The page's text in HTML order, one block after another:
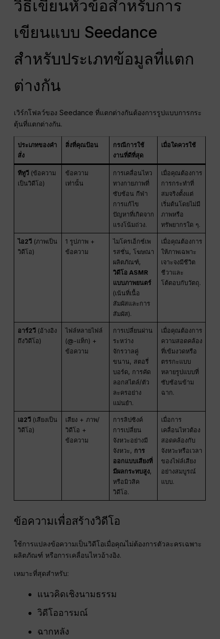
วิธีเขียนหัวข้อสำหรับการ
เขียนแบบ Seedance
สำหรับประเภทข้อมูลที่แตก
ต่างกัน
เวิร์กโฟลว์ของ Seedance ที่แตกต่างกันต้องการรูปแบบการกระ
ตุ้นที่แตกต่างกัน.
ประเภทของคำ
สั่ง
สิ่งที่คุณป้อน
กรณีการใช้
งานที่ดีที่สุด
เมื่อใดควรใช้
ทีทูวี(ข้อความ
เป็นวิดีโอ)
ข้อความ
เท่านั้น
การเคลื่อนไหว
ทางกายภาพที่
ซับซ้อน กีฬา
การแก้ไข
ปัญหาที่เกิดจาก
แรงโน้มถ่วง.
เมื่อคุณต้องการ
การกระทำที่
สมจริงตั้งแต่
เริ่มต้นโดยไม่มี
ภาพหรือ
ทรัพยากรใด ๆ.
ไอ2วี(ภาพเป็น
วิดีโอ)
1 รูปภาพ +
ข้อความ
ไมโครเอ็กซ์เพ
รสชั่น, โฆษณา
ผลิตภัณฑ์,
วิดีโอ ASMR
แบบภาพยนตร์
(เน้นที่เนื้อ
สัมผัสและการ
สัมผัส).
เมื่อคุณต้องการ
ให้ภาพเฉพาะ
เจาะจงมีชีวิต
ชีวาและ
โต้ตอบกับวัตถุ.
อาร์2วี(อ้างอิง
ถึงวิดีโอ)
ไฟล์หลายไฟล์
(@-แท็ก) +
ข้อความ
การเปลี่ยนผ่าน
ระหว่าง
จักรวาลคู่
ขนาน, สตอรี่
บอร์ด, การคัด
ลอกสไตล์/ตัว
ละครอย่าง
แม่นยำ.
เมื่อคุณต้องการ
ความสอดคล้อง
ที่เข้มงวดหรือ
ตรรกะแบบ
หลายรูปแบบที่
ซับซ้อนข้าม
ฉาก.
เอ2วี(เสียงเป็น
วิดีโอ)
เสียง + ภาพ/
วิดีโอ +
ข้อความ
การลิปซิงค์
การเปลี่ยน
จังหวะอย่างมี
จังหวะ, การ
ออกแบบเสียงที่
มีผลกระทบสูง,
หรือมิวสิค
วิดีโอ.
เมื่อการ
เคลื่อนไหวต้อง
สอดคล้องกับ
จังหวะหรือเวลา
ของไฟล์เสียง
อย่างสมบูรณ์
แบบ.
ข้อความเพื่อสร้างวิดีโอ
ใช้การแปลงข้อความเป็นวิดีโอเมื่อคุณไม่ต้องการตัวละครเฉพาะ
ผลิตภัณฑ์ หรือการเคลื่อนไหวอ้างอิง.
เหมาะที่สุดสำหรับ:
แนวคิดเชิงนามธรรม
วิดีโออารมณ์
ฉากหลัง